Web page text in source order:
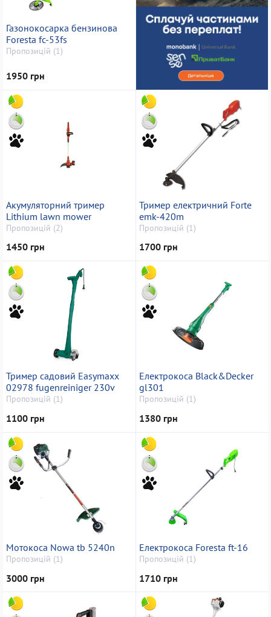
Газонокосарка бензинова
Foresta fc-53fs
Пропозицій (1)
1950 грн
Акумуляторний тример
Lithium lawn mower
Пропозицій (2)
1450 грн
Тример електричний Forte
emk-420m
Пропозицій (1)
1700 грн
Тример садовий Easymaxx
02978 fugenreiniger 230v
Пропозицій (1)
1100 грн
Електрокоса Black&Decker
gl301
Пропозицій (1)
1380 грн
Мотокоса Nowa tb 5240n
Пропозицій (1)
3000 грн
Електрокоса Foresta ft-16
Пропозицій (1)
1710 грн